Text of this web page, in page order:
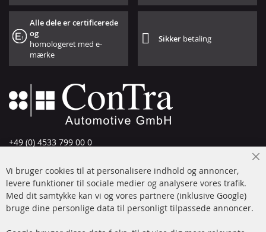
Alle dele er certificerede
og
homologeret med e-
mærke
Sikker betaling
+49 (0) 4533 799 00 0
info@contra-automotive.de
www.contra-automotive.de
Facebook
Instagram
Hurtige links Kundeservice
Vi bruger cookies til at personalisere indhold og annoncer,
levere funktioner til sociale medier og analysere vores trafik.
Med dit samtykke kan vi og vores partnere (inklusive Google)
bruge dine personlige data til personligt tilpassede annoncer.